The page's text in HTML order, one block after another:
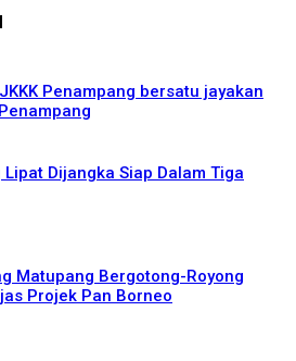
Penampang bersatu jayakan
Dijangka Siap Dalam Tiga
Matupang Bergotong-Royong
Projek Pan Borneo